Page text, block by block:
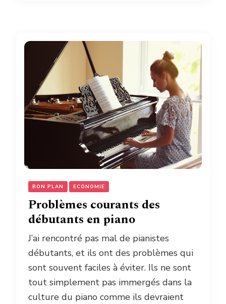
BON PLAN ECONOMIE
Problèmes courants des
débutants en piano
J’ai rencontré pas mal de pianistes
débutants, et ils ont des problèmes qui
sont souvent faciles à éviter. Ils ne sont
tout simplement pas immergés dans la
culture du piano comme ils devraient